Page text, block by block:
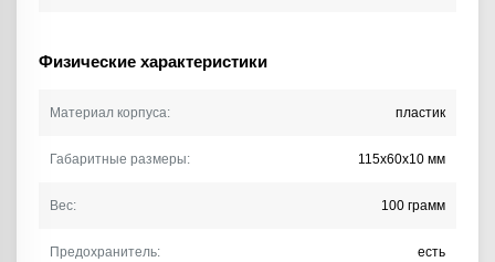
Физические характеристики
Материал корпуса: пластик
Габаритные размеры: 115х60х10 мм
Вес: 100 грамм
Предохранитель: есть